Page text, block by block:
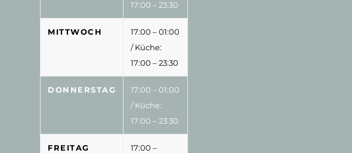
17:00 – 23:30
MITTWOCH
17:00 – 01:00
/ Küche:
17:00 – 23:30
DONNERSTAG
17:00 – 01:00
/ Küche:
17:00 – 23:30
FREITAG
17:00 –